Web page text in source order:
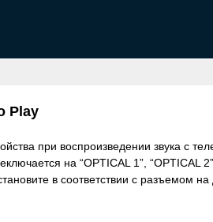
Play
при воспроизведении звука с
на “OPTICAL 1”,
в соответствии с разъемом